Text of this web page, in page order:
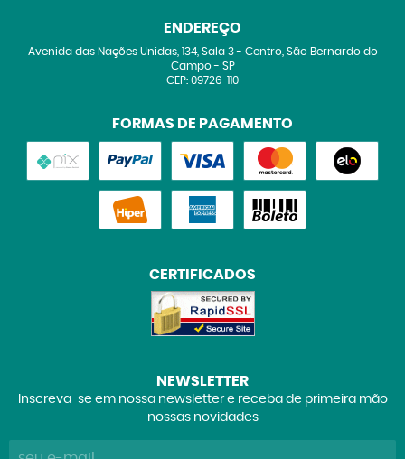
ENDEREÇO
Avenida das Nações Unidas, 134, Sala 3- Centro, São Bernardo do
Campo- SP
CEP: 09726-110
FORMAS DE PAGAMENTO
CERTIFICADOS
NEWSLETTER
Inscreva-se em nossa newsletter e receba de primeira mão
nossas novidades